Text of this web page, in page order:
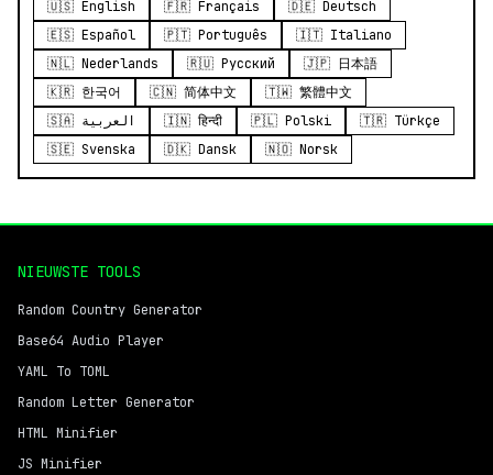
🇺🇸 English 🇫🇷 Français
🇩🇪 Deutsch
🇪🇸 Español
🇵🇹 Português
🇮🇹 Italiano
🇳🇱 Nederlands
🇷🇺 Русский
🇯🇵 日本語
🇰🇷 한국어
🇨🇳 简体中文
🇹🇼 繁體中文
🇸🇦 العربية
🇮🇳 हिन्दी 🇵🇱 Polski
🇹🇷 Türkçe
🇸🇪 Svenska
🇩🇰 Dansk 🇳🇴 Norsk
NIEUWSTE TOOLS
Random Country Generator
Base64 Audio Player
YAML To TOML
Random Letter Generator
HTML Minifier
JS Minifier